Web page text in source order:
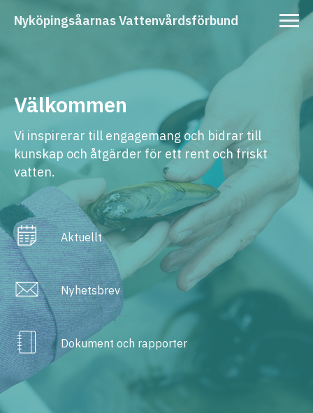
Nyköpingsåarnas Vattenvårdsförbund
Välkommen
Vi inspirerar till engagemang och bidrar till
kunskap och åtgärder för ett rent och friskt
vatten.
Aktuellt
Nyhetsbrev
Dokument och rapporter